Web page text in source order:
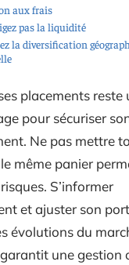
aux frais
pas la liquidité
la diversification
placements reste
pour sécuriser
Ne pas mettre
même panier
S’informer
et ajuster son
évolutions du
une gestion